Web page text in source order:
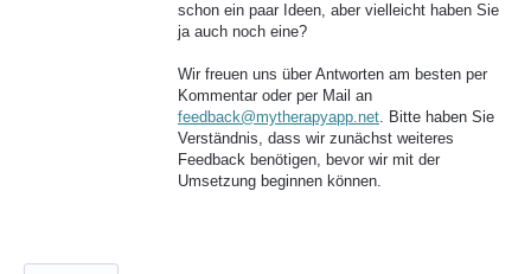
schon ein paar Ideen, aber vielleicht haben Sie
ja auch noch eine?
Wir freuen uns über Antworten am besten per
Kommentar oder per Mail an
feedback@mytherapyapp.net. Bitte haben Sie
Verständnis, dass wir zunächst weiteres
Feedback benötigen, bevor wir mit der
Umsetzung beginnen können.